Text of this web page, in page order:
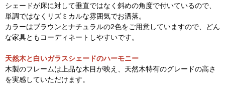
シェードが床に対して垂直ではなく斜めの角度で付いているので、
単調ではなくリズミカルな雰囲気でお洒落。
カラーはブラウンとナチュラルの2色をご用意していますので、どん
な家具ともコーディネートしやすいです。
天然木と白いガラスシェードのハーモニー
木製のフレームは上品な木目が映え、天然木特有のグレードの高さ
を実感していただけます。